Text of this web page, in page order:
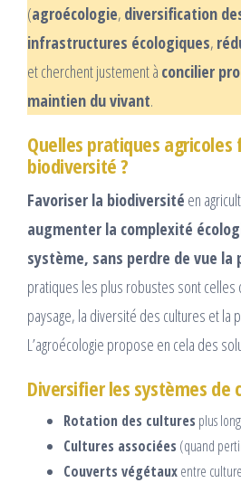
(agroécologie, diversification
infrastructures écologiques,
et cherchent justement à concilier
maintien du vivant.
Quelles pratiques
biodiversité ?
Favoriser la biodiversité en
augmenter la complexité
système, sans perdre de vue la
pratiques les plus robustes sont celles
paysage, la diversité des cultures et la
L’agroécologie propose en cela des
Diversifier les systèmes de
Rotation des cultures plus
Cultures associées (quand
Couverts végétauxentre